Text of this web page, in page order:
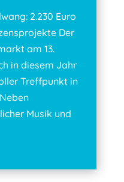
2.230 Euro
Der
am 13.
in diesem Jahr
Treffpunkt in
Musik und